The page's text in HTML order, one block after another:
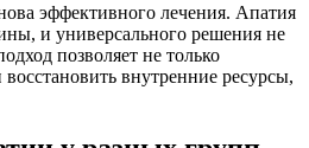
эффективного лечения. Апатия
и универсального решения не
позволяет не только
внутренние ресурсы,